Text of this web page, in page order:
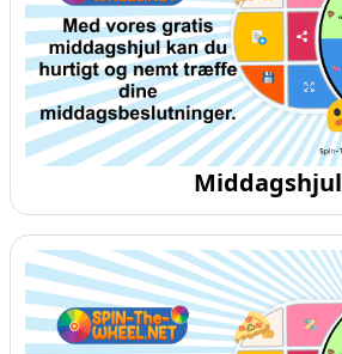
Middagshjul